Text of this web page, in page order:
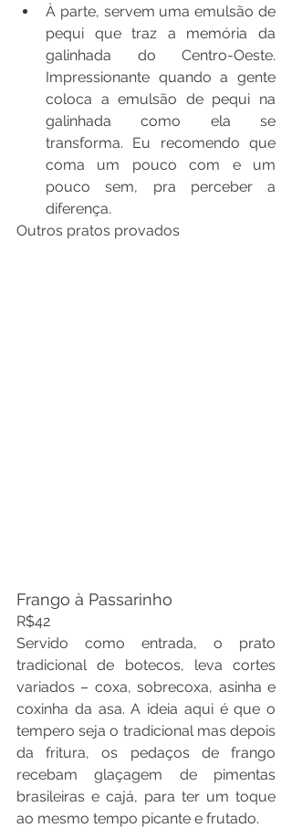
À parte, servem uma emulsão de
pequi que traz a memória da
galinhada do Centro-Oeste.
Impressionante quando a gente
coloca a emulsão de pequi na
galinhada como ela se
transforma. Eu recomendo que
coma um pouco com e um
pouco sem, pra perceber a
diferença.
Outros pratos provados
Frango à Passarinho
R$42
Servido como entrada, o prato
tradicional de botecos, leva cortes
variados – coxa, sobrecoxa, asinha e
coxinha da asa. A ideia aqui é que o
tempero seja o tradicional mas depois
da fritura, os pedaços de frango
recebam glaçagem de pimentas
brasileiras e cajá, para ter um toque
ao mesmo tempo picante e frutado.